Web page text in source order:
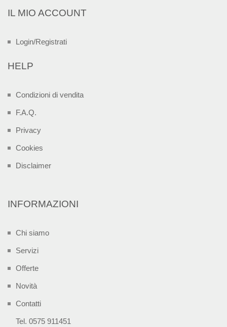
IL MIO ACCOUNT
Login/Registrati
HELP
Condizioni di vendita
F.A.Q.
Privacy
Cookies
Disclaimer
INFORMAZIONI
Chi siamo
Servizi
Offerte
Novità
Contatti
Tel. 0575 911451